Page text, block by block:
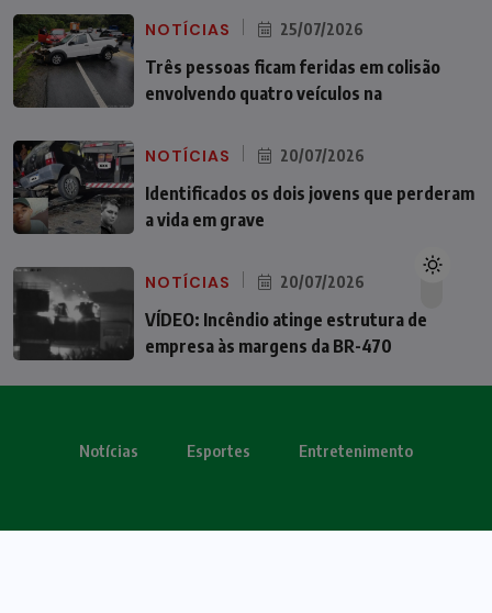
NOTÍCIAS 25/07/2026
Três pessoas ficam feridas em colisão
envolvendo quatro veículos na
NOTÍCIAS 20/07/2026
Identificados os dois jovens que perderam
a vida em grave
NOTÍCIAS 20/07/2026
VÍDEO: Incêndio atinge estrutura de
empresa às margens da BR-470
Notícias Esportes Entretenimento